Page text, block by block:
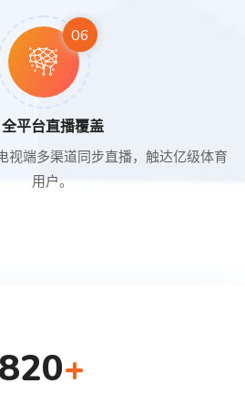
06
全平台直播覆盖
视端多渠道同步直播，触达亿级体育
用户。
820+